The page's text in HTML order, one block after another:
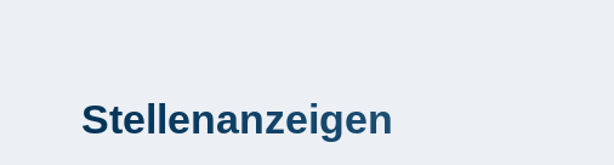
Stellenanzeigen